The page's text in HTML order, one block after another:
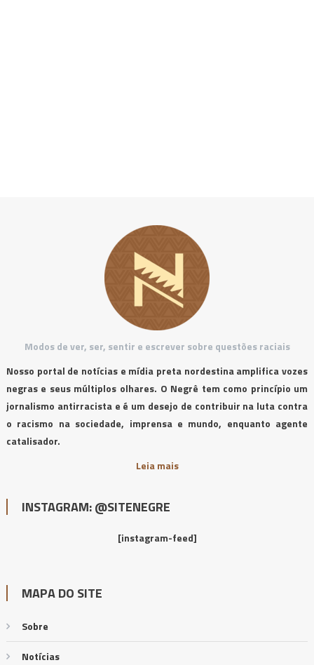
Modos de ver, ser, sentir e escrever sobre questões raciais
Nosso portal de notícias e mídia preta nordestina amplifica vozes
negras e seus múltiplos olhares. O Negrê tem como princípio um
jornalismo antirracista e é um desejo de contribuir na luta contra
o racismo na sociedade, imprensa e mundo, enquanto agente
catalisador.
Leia mais
INSTAGRAM: @SITENEGRE
[instagram-feed]
MAPA DO SITE
Sobre
Notícias